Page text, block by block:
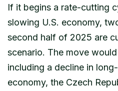
If it begins a rate-cutting
slowing U.S. economy,
second half of 2025 are
scenario. The move
including a decline in
economy, the Czech